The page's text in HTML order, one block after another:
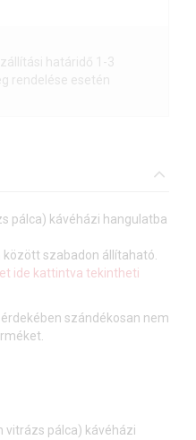
határidő 1-3
rendelése esetén
pálca) kávéházi hangulatba
szabadon állítaható.
ide kattintva tekintheti
szándékosan nem
vitrázs pálca) kávéházi